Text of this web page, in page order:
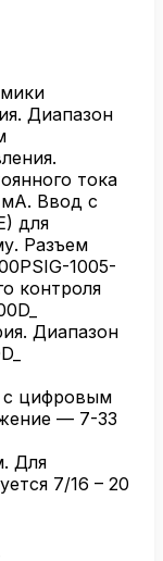
Диапазон
тока
Ввод с
для
Разъем
1005-
контроля
Диапазон
с цифровым
— 7-33
Для
7/16 – 20